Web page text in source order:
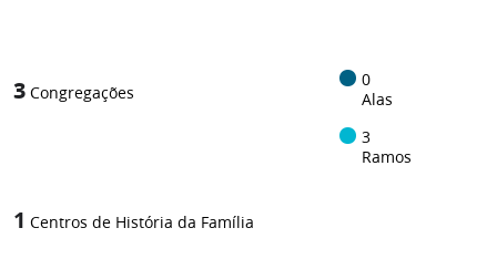
3 Congregações
0
Alas
3
Ramos
1 Centros de História da Família